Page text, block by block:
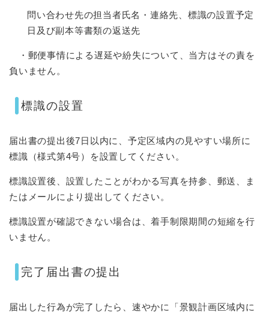
問い合わせ先の担当者氏名・連絡先、標識の設置予定
日及び副本等書類の返送先
・郵便事情による遅延や紛失について、当方はその責を
負いません。
標識の設置
届出書の提出後7日以内に、予定区域内の見やすい場所に
標識（様式第4号）を設置してください。
標識設置後、設置したことがわかる写真を持参、郵送、ま
たはメールにより提出してください。
標識設置が確認できない場合は、着手制限期間の短縮を行
いません。
完了届出書の提出
届出した行為が完了したら、速やかに「景観計画区域内に